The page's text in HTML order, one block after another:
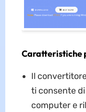
Caratteristiche
Il
ti consente
computer e